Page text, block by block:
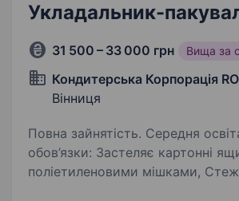
Укладальник-
31 500 – 33 000 грн Вища за
Кондитерська Корпорація
Вінниця
Повна зайнятість. Середня освіта.
обов’язки: Застеляє картонні ящики
поліетиленовими мішками, Стежить за